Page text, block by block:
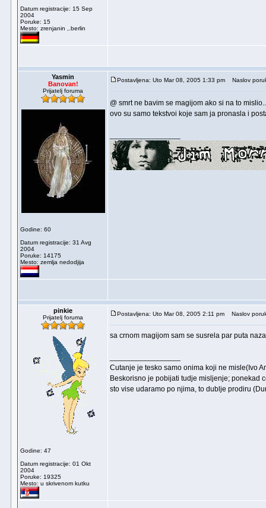
Datum registracije: 15 Sep
2004
Poruke: 15
Mesto: zrenjanin ,.berlin
Yasmin
Banovan!
Prijatelj foruma
Godine: 60
Datum registracije: 31 Avg
2004
Poruke: 14175
Mesto: zemlja nedodjija
Postavljena: Uto Mar 08, 2005 1:33 pm Naslov
@ smrt ne bavim se magijom ako si na to
ovo su samo tekstvoi koje sam ja pronasla i
pinkie
Prijatelj foruma
Godine: 47
Datum registracije: 01 Okt
2004
Poruke: 19325
Mesto: u skrivenom kutku
Postavljena: Uto Mar 08, 2005 2:11 pm Naslov
sa crnom magijom sam se susrela par puta
Cutanje je tesko samo onima koji ne misle(Ivo
Beskorisno je pobijati tudje misljenje; ponekad
sto vise udaramo po njima, to dublje prodiru